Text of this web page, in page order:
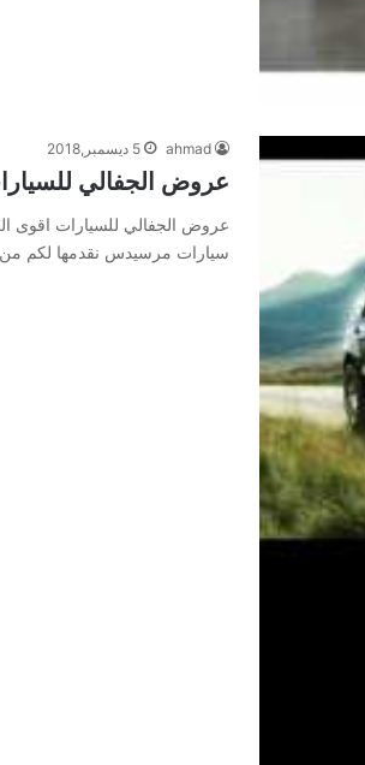
ahmad 5 ديسمبر,2018
عروض الجفالي
عروض الجفالي للسيارات
سيارات مرسيدس نقدمها لكم